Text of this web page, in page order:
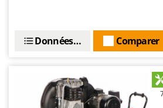
Olix
Omas
Ompagrill
Comparer
Données techniques